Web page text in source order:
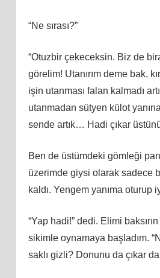
“Ne sırası?”
“Otuzbir çekeceksin. Biz de
görelim! Utanırım deme bak,
işin utanması falan kalmadı
utanmadan sütyen külot
sende artık… Hadi çıkar
Ben de üstümdeki gömleği
üzerimde giysi olarak sadece
kaldı. Yengem yanıma oturup
“Yap hadi!” dedi. Elimi
sikimle oynamaya başladım.
saklı gizli? Donunu da çıkar